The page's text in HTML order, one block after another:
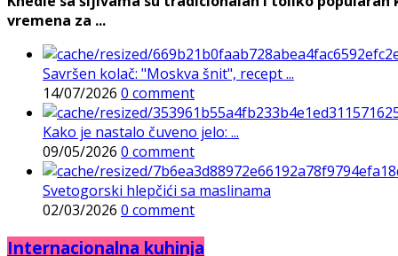
vremena za ...
Savršen kolač: "Moskva šnit", recept ...
14/07/2026 0 comment
Kako je nastalo čuveno jelo: ...
09/05/2026 0 comment
Svetogorski hlepčići sa maslinama
02/03/2026 0 comment
Internacionalna kuhinja